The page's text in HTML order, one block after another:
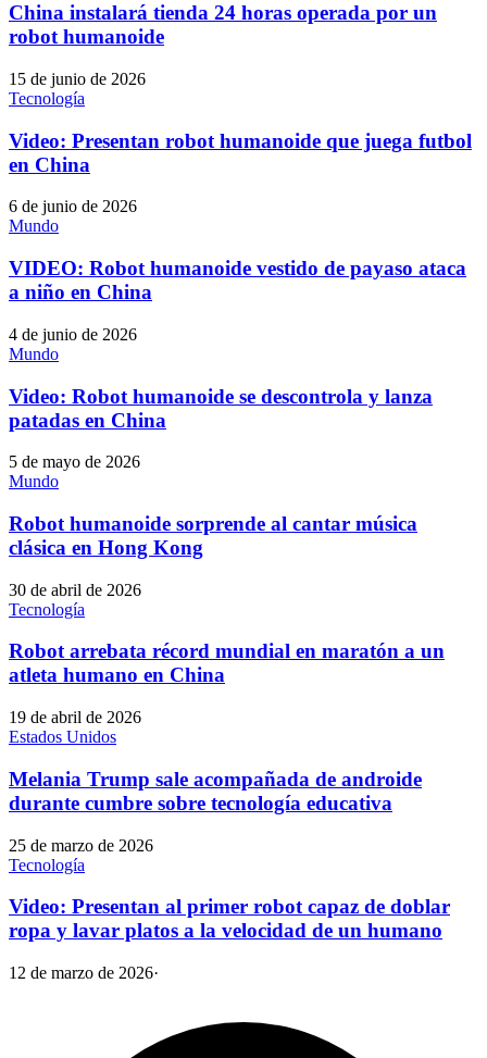
China instalará tienda 24 horas operada por un
robot humanoide
15 de junio de 2026
Tecnología
Video: Presentan robot humanoide que juega futbol
en China
6 de junio de 2026
Mundo
VIDEO: Robot humanoide vestido de payaso ataca
a niño en China
4 de junio de 2026
Mundo
Video: Robot humanoide se descontrola y lanza
patadas en China
5 de mayo de 2026
Mundo
Robot humanoide sorprende al cantar música
clásica en Hong Kong
30 de abril de 2026
Tecnología
Robot arrebata récord mundial en maratón a un
atleta humano en China
19 de abril de 2026
Estados Unidos
Melania Trump sale acompañada de androide
durante cumbre sobre tecnología educativa
25 de marzo de 2026
Tecnología
Video: Presentan al primer robot capaz de doblar
ropa y lavar platos a la velocidad de un humano
12 de marzo de 2026·